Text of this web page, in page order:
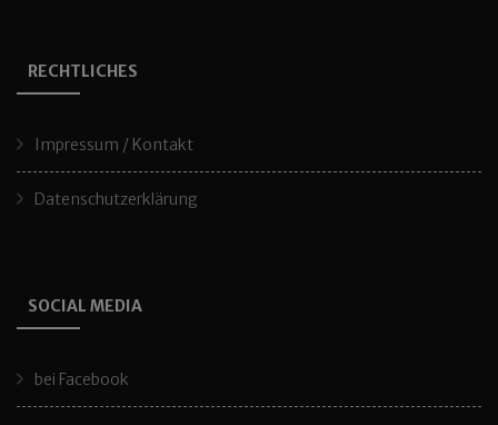
RECHTLICHES
Impressum / Kontakt
Datenschutzerklärung
SOCIAL MEDIA
bei Facebook